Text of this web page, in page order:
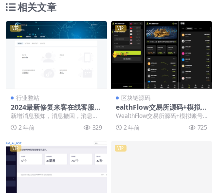
相关文章
VIP
行业整站
2024最新修复来客在线客服系
统/消息预知已读未读/多商户
机器人/im即时通讯聊天
新增消息预知，消息撤回，消息已
读未读， 修复需要刷新才能收到消
息 修复客户来源地...
2 年前 329
VIP
区块链源码
ealthFlow交易所源码+模拟账
号前端uniapp编译后+后端ph
p
WealthFlow交易所源码+模拟账号
前端uniapp编译后+后端php，这
一...2 年前 725
VIP VIP